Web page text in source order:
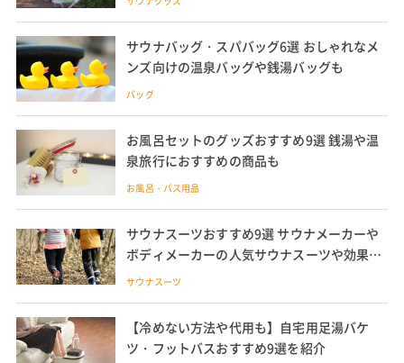
サウナバッグ・スパバッグ6選 おしゃれなメ
ンズ向けの温泉バッグや銭湯バッグも
バッグ
お風呂セットのグッズおすすめ9選 銭湯や温
泉旅行におすすめの商品も
お風呂・バス用品
サウナスーツおすすめ9選 サウナメーカーや
ボディメーカーの人気サウナスーツや効果を
紹介
サウナスーツ
【冷めない方法や代用も】自宅用足湯バケ
ツ・フットバスおすすめ9選を紹介